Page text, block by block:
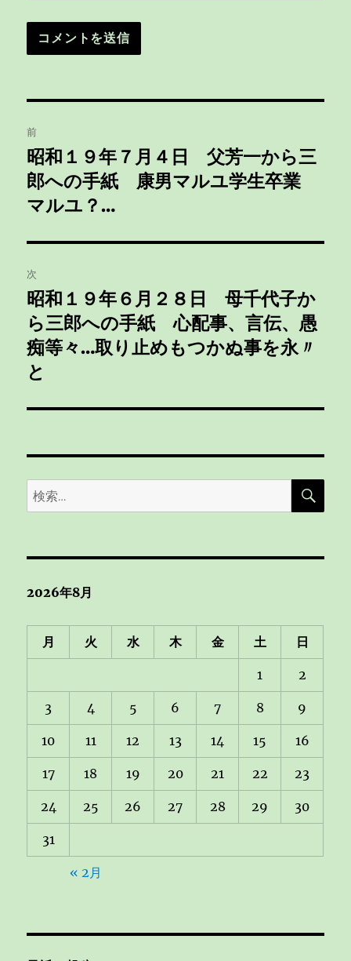
稿
ナ
ビ
ゲ
ー
シ
ョ
ン
前
前
の
投
昭和１９年７月４日 父芳一から三
郎への手紙 康男マルユ学生卒業
マルユ？…
次
次
の
投
稿:
昭和１９年６月２８日 母千代子か
ら三郎への手紙 心配事、言伝、愚
痴等々…取り止めもつかぬ事を永〃
と
検
索:
検
2026年8月
月 火 水 木 金 土 日
1 2
3 4 5 6 7 8 9
10 11 12 13 14 15 16
17 18 19 20 21 22 23
24 25 26 27 28 29 30
31
« 2月